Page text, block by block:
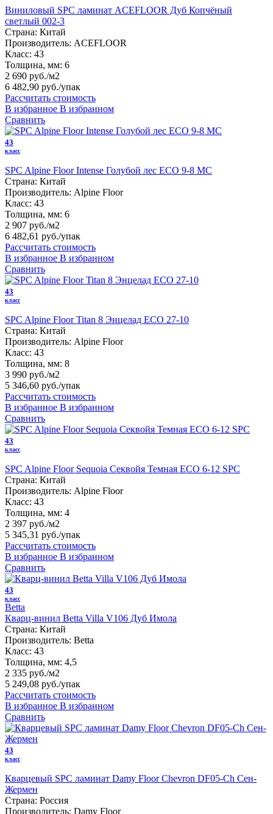
Виниловый SPC ламинат ACEFLOOR Дуб Копчёный
светлый 002-3
Страна: Китай
Производитель: ACEFLOOR
Класс: 43
Толщина, мм: 6
2 690 руб./м2
6 482,90 руб./упак
Рассчитать стоимость
В избранное В избранном
Сравнить
43
класс
SPC Alpine Floor Intense Голубой лес ECO 9-8 MC
Страна: Китай
Производитель: Alpine Floor
Класс: 43
Толщина, мм: 6
2 907 руб./м2
6 482,61 руб./упак
Рассчитать стоимость
В избранное В избранном
Сравнить
43
класс
SPC Alpine Floor Titan 8 Энцелад ЕСО 27-10
Страна: Китай
Производитель: Alpine Floor
Класс: 43
Толщина, мм: 8
3 990 руб./м2
5 346,60 руб./упак
Рассчитать стоимость
В избранное В избранном
Сравнить
43
класс
SPC Alpine Floor Sequoia Секвойя Темная ЕСО 6-12 SPC
Страна: Китай
Производитель: Alpine Floor
Класс: 43
Толщина, мм: 4
2 397 руб./м2
5 345,31 руб./упак
Рассчитать стоимость
В избранное В избранном
Сравнить
43
класс
Betta
Кварц-винил Betta Villa V106 Дуб Имола
Страна: Китай
Производитель: Betta
Класс: 43
Толщина, мм: 4,5
2 335 руб./м2
5 249,08 руб./упак
Рассчитать стоимость
В избранное В избранном
Сравнить
43
класс
Кварцевый SPC ламинат Damy Floor Chevron DF05-Ch Сен-
Жермен
Страна: Россия
Производитель: Damy Floor